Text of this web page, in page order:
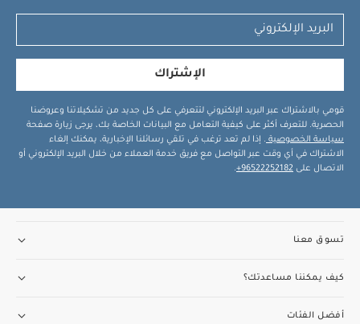
الإشتراك
قومي بالاشتراك عبر البريد الإلكتروني لتتعرفي على كل جديد من تشكيلاتنا وعروضنا
الحصرية. للتعرف أكثر على كيفية التعامل مع البيانات الخاصة بك، يرجى زيارة صفحة
سياسة الخصوصية . إذا لم تعد ترغب في تلقي رسائلنا الإخبارية، يمكنك إلغاء
الاشتراك في أي وقت عبر التواصل مع فريق خدمة العملاء من خلال البريد الإلكتروني أو
الاتصال على 96522252182+
.
تسوق معنا
كيف يمكننا مساعدتك؟
أفضل الفئات